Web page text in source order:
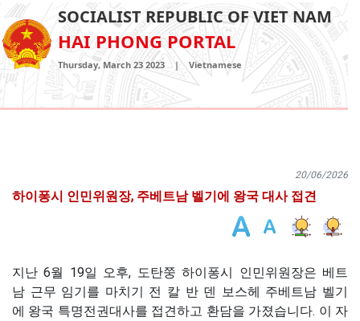
SOCIALIST REPUBLIC OF VIET NAM
HAI PHONG PORTAL
Thursday, March 23 2023 | Vietnamese
20/06/2026
하이퐁시 인민위원장, 주베트남 벨기에 왕국 대사 접견
지난 6월 19일 오후, 도탄쭝 하이퐁시 인민위원장은 베트
남 근무 임기를 마치기 전 칼 반 덴 보스헤 주베트남 벨기
에 왕국 특명전권대사를 접견하고 환담을 가졌습니다. 이 자